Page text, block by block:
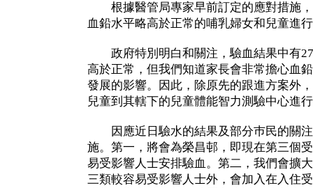
根據醫管局專家早前訂定的應對措施，
血鉛水平略高於正常的哺乳婦女和兒童進
政府特別明白和關注，驗血結果中有27
高於正常，但我們知道家長會非常擔心血
發展的影響。因此，除原先的跟進方案外
兒童到其轄下的兒童體能智力測驗中心進
因應近日驗水的結果及部分巿民的關注
施。第一，將會為榮昌邨，即現在第三個
易受影響人士安排驗血。第二，我們會擴
三類較容易受影響人士外，會加入在入住